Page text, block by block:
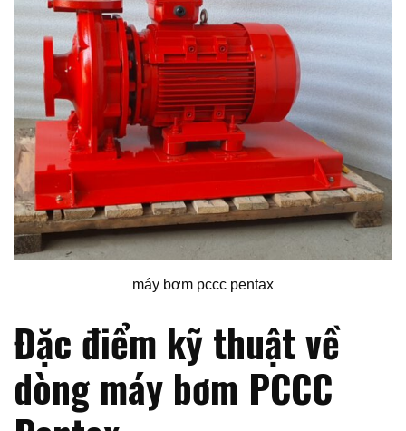
máy bơm pccc pentax
Đặc điểm kỹ thuật về
dòng máy bơm PCCC